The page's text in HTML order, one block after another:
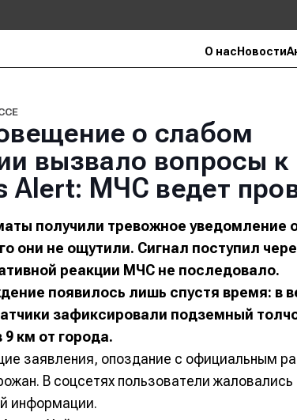
О нас Новости
о слабом
вызвало вопросы к
Alert: МЧС ведет
получили тревожное уведомление
они не ощутили. Сигнал поступил
реакции МЧС не последовало.
появилось лишь спустя время: в
зафиксировали подземный
км от города.
заявления, опоздание с официальным
В соцсетях пользователи жаловались
информации.